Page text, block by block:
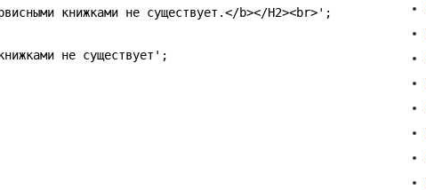
книжками не существует.</b></H2><br>';
не существует';